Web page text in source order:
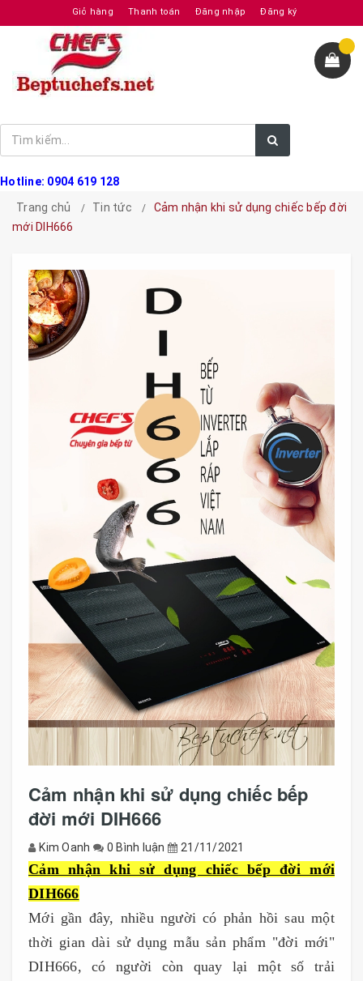
Giỏ hàng Thanh toán Đăng nhập Đăng ký
Hotline: 0904 619 128
Trang chủ
Tin tức
Cảm nhận khi sử dụng chiếc bếp đời
mới DIH666
Cảm nhận khi sử dụng chiếc bếp
đời mới DIH666
Kim Oanh 0 Bình luận 21/11/2021
Cảm nhận khi sử dụng chiếc bếp đời mới
DIH666
Mới gần đây, nhiều người có phản hồi sau một
thời gian dài sử dụng mẫu sản phẩm "đời mới"
DIH666, có người còn quay lại một số trải